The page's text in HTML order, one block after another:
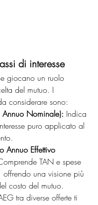
di interesse
giocano un ruolo
del mutuo. I
considerare sono:
Annuo Nominale): Indica
puro applicato al
Annuo Effettivo
TAN e spese
offrendo una visione più
costo del mutuo.
tra diverse offerte ti